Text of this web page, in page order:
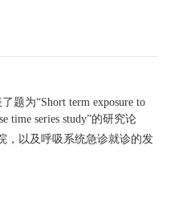
题为“Short term exposure to
time series study”的研究论
，以及呼吸系统急诊就诊的发